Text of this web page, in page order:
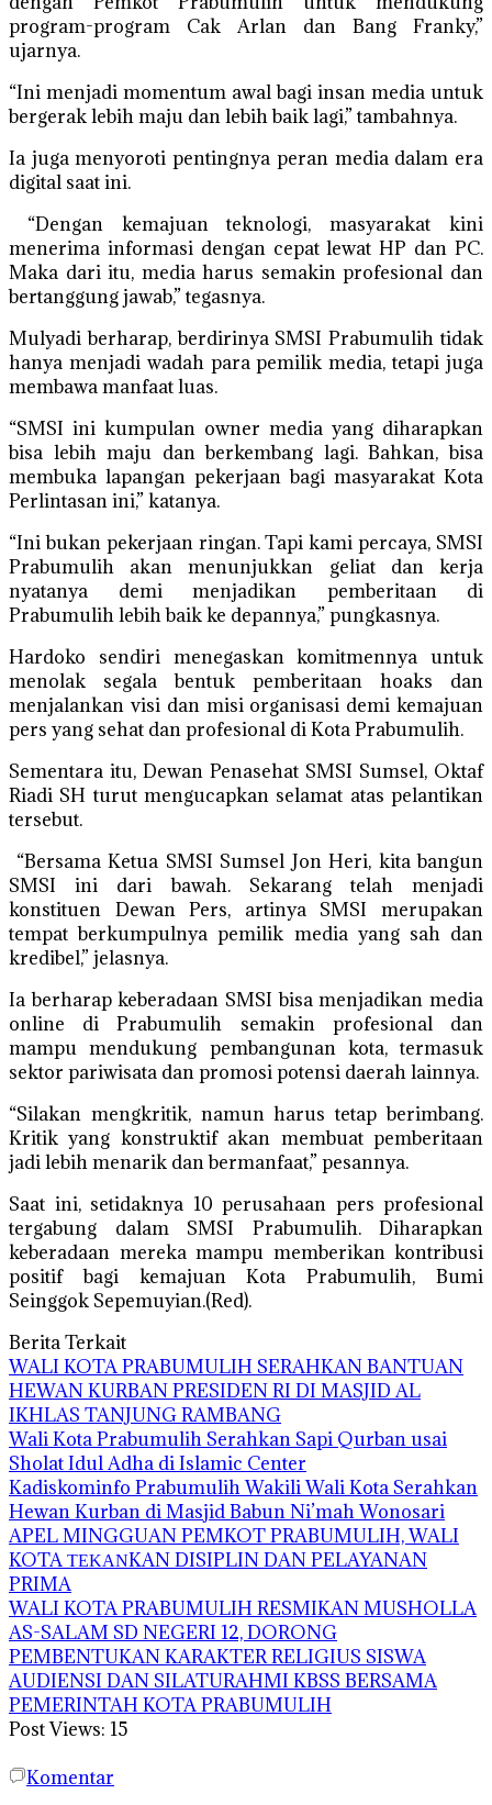
program-program Cak Arlan dan Bang Franky,”
ujarnya.
“Ini menjadi momentum awal bagi insan media untuk
bergerak lebih maju dan lebih baik lagi,” tambahnya.
Ia juga menyoroti pentingnya peran media dalam era
digital saat ini.
“Dengan kemajuan teknologi, masyarakat kini
menerima informasi dengan cepat lewat HP dan PC.
Maka dari itu, media harus semakin profesional dan
bertanggung jawab,” tegasnya.
Mulyadi berharap, berdirinya SMSI Prabumulih tidak
hanya menjadi wadah para pemilik media, tetapi juga
membawa manfaat luas.
“SMSI ini kumpulan owner media yang diharapkan
bisa lebih maju dan berkembang lagi. Bahkan, bisa
membuka lapangan pekerjaan bagi masyarakat Kota
Perlintasan ini,” katanya.
“Ini bukan pekerjaan ringan. Tapi kami percaya, SMSI
Prabumulih akan menunjukkan geliat dan kerja
nyatanya demi menjadikan pemberitaan di
Prabumulih lebih baik ke depannya,” pungkasnya.
Hardoko sendiri menegaskan komitmennya untuk
menolak segala bentuk pemberitaan hoaks dan
menjalankan visi dan misi organisasi demi kemajuan
pers yang sehat dan profesional di Kota Prabumulih.
Sementara itu, Dewan Penasehat SMSI Sumsel, Oktaf
Riadi SH turut mengucapkan selamat atas pelantikan
tersebut.
“Bersama Ketua SMSI Sumsel Jon Heri, kita bangun
SMSI ini dari bawah. Sekarang telah menjadi
konstituen Dewan Pers, artinya SMSI merupakan
tempat berkumpulnya pemilik media yang sah dan
kredibel,” jelasnya.
Ia berharap keberadaan SMSI bisa menjadikan media
online di Prabumulih semakin profesional dan
mampu mendukung pembangunan kota, termasuk
sektor pariwisata dan promosi potensi daerah lainnya.
“Silakan mengkritik, namun harus tetap berimbang.
Kritik yang konstruktif akan membuat pemberitaan
jadi lebih menarik dan bermanfaat,” pesannya.
Saat ini, setidaknya 10 perusahaan pers profesional
tergabung dalam SMSI Prabumulih. Diharapkan
keberadaan mereka mampu memberikan kontribusi
positif bagi kemajuan Kota Prabumulih, Bumi
Seinggok Sepemuyian.(Red).
Berita Terkait
WALI KOTA PRABUMULIH SERAHKAN BANTUAN
HEWAN KURBAN PRESIDEN RI DI MASJID AL
IKHLAS TANJUNG RAMBANG
Wali Kota Prabumulih Serahkan Sapi Qurban usai
Sholat Idul Adha di Islamic Center
Kadiskominfo Prabumulih Wakili Wali Kota Serahkan
Hewan Kurban di Masjid Babun Ni’mah Wonosari
APEL MINGGUAN PEMKOT PRABUMULIH, WALI
KOTA ΤΕΚΑΝKAN DISIPLIN DAN PELAYANAN
PRIMA
WALI KOTA PRABUMULIH RESMIKAN MUSHOLLA
AS-SALAM SD NEGERI 12, DORONG
PEMBENTUKAN KARAKTER RELIGIUS SISWA
AUDIENSI DAN SILATURAHMI KBSS BERSAMA
PEMERINTAH KOTA PRABUMULIH
Post Views: 15
Komentar